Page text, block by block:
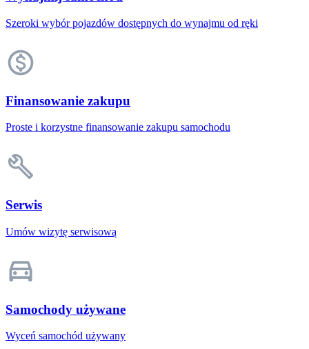
Szeroki wybór pojazdów dostępnych do wynajmu od ręki
Finansowanie zakupu
Proste i korzystne finansowanie zakupu samochodu
Serwis
Umów wizytę serwisową
Samochody używane
Wyceń samochód używany